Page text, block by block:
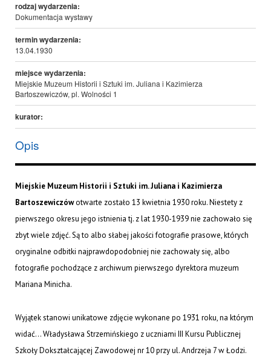
rodzaj wydarzenia:
Dokumentacja wystawy
termin wydarzenia:
13.04.1930
miejsce wydarzenia:
Miejskie Muzeum Historii i Sztuki im. Juliana i Kazimierza
Bartoszewiczów, pl. Wolności 1
kurator:
Opis
Miejskie Muzeum Historii i Sztuki im. Juliana i Kazimierza
Bartoszewiczówotwarte zostało 13 kwietnia 1930 roku. Niestety z
pierwszego okresu jego istnienia tj. z lat 1930-1939 nie zachowało się
zbyt wiele zdjęć. Są to albo słabej jakości fotografie prasowe, których
oryginalne odbitki najprawdopodobniej nie zachowały się, albo
fotografie pochodzące z archiwum pierwszego dyrektora muzeum
Mariana Minicha.
Wyjątek stanowi unikatowe zdjęcie wykonane po 1931 roku, na którym
widać… Władysława Strzemińskiego z uczniami III Kursu Publicznej
Szkoły Dokształcającej Zawodowej nr 10 przy ul. Andrzeja 7 w Łodzi.